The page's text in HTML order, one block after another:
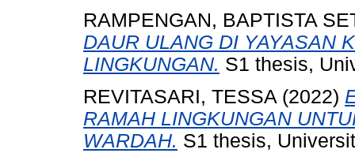
RAMPENGAN, BAPTISTA
DAUR ULANG DI YAYASAN
LINGKUNGAN. S1 thesis,
REVITASARI, TESSA (2022)
RAMAH LINGKUNGAN
WARDAH. S1 thesis,